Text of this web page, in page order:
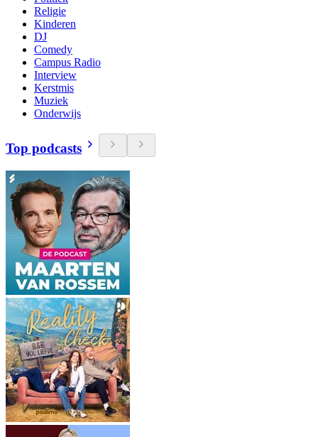
Religie
Kinderen
DJ
Comedy
Campus Radio
Interview
Kerstmis
Muziek
Onderwijs
Top podcasts